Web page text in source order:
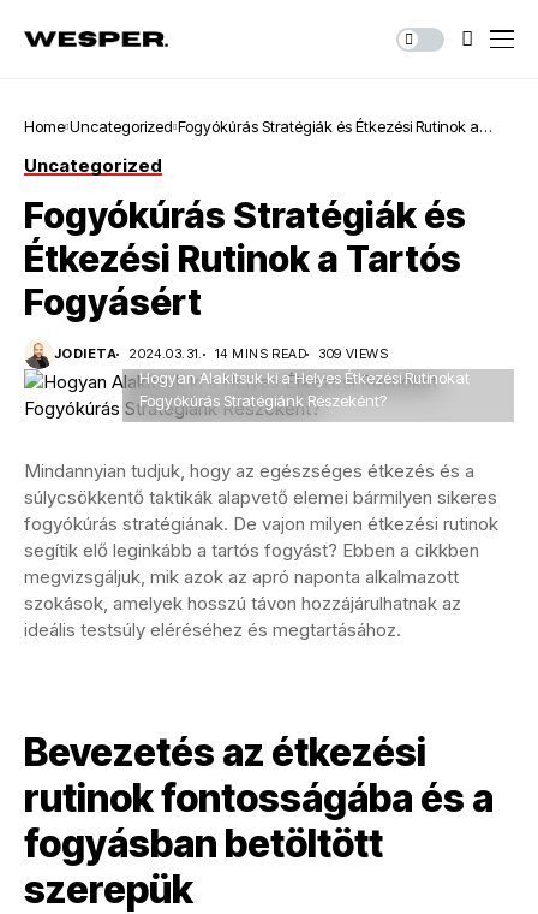
Home Uncategorized Fogyókúrás Stratégiák és Étkezési Rutinok a
Uncategorized
Fogyókúrás Stratégiák és
Étkezési Rutinok a Tartós
Fogyásért
JODIETA 2024.03.31. 14 MINS READ 309 VIEWS
Hogyan Alakítsuk ki a Helyes Étkezési Rutinokat
Fogyókúrás Stratégiánk Részeként?
Mindannyian tudjuk, hogy az egészséges étkezés és a
súlycsökkentő taktikák alapvető elemei bármilyen sikeres
fogyókúrás stratégiának. De vajon milyen étkezési rutinok
segítik elő leginkább a tartós fogyást? Ebben a cikkben
megvizsgáljuk, mik azok az apró naponta alkalmazott
szokások, amelyek hosszú távon hozzájárulhatnak az
ideális testsúly eléréséhez és megtartásához.
Bevezetés az étkezési
rutinok fontosságába és a
fogyásban betöltött
szerepük